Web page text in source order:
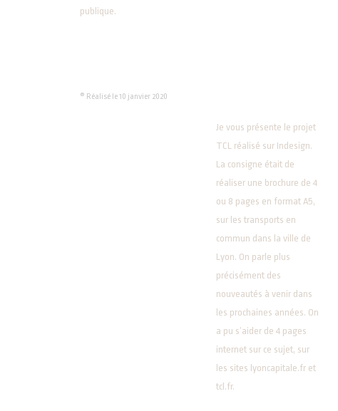
publique.
® Réalisé le 10 janvier 2020
Je vous présente le projet
TCL réalisé sur Indesign.
La consigne était de
réaliser une brochure de 4
ou 8 pages en format A5,
sur les transports en
commun dans la ville de
Lyon. On parle plus
précisément des
nouveautés à venir dans
les prochaines années. On
a pu s’aider de 4 pages
internet sur ce sujet, sur
les sites lyoncapitale.fr et
tcl.fr.